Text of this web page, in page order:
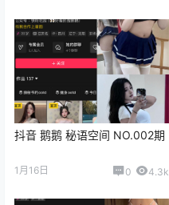
抖音 鹅鹅 秘语空间 NO.002期
1月16日 0 4.3k